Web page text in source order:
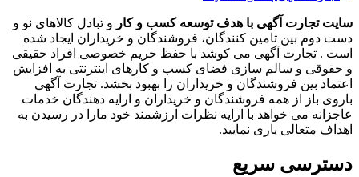
سایت تجارت آگهی با هدف توسعه کسب و کار و تبادل کالاهای نو و
دست دوم بین تامین کنندگان، فروشندگان و خریداران ایجاد شده
است . تجارت آگهی می کوشد با حفظ حریم خصوصی افراد حقیقی
و حقوقی و سالم سازی فضای کسب و کارهای اینترنتی به افزایش
اعتماد بین فروشندگان و خریداران را بهبود بخشد. تجارت آگهی
باروی باز از همه فروشندگان و خریداران و ارایه دهندگان خدمات
عاجزانه می خواهد با ارایه نظرات ارزشمند خود مارا در رسیدن به
اهداف متعالی یاری نمایید.
دسترسی سریع